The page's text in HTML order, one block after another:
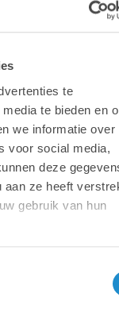
te
te bieden en
we informatie over
voor social media,
deze
aan ze heeft
gebruik van hun